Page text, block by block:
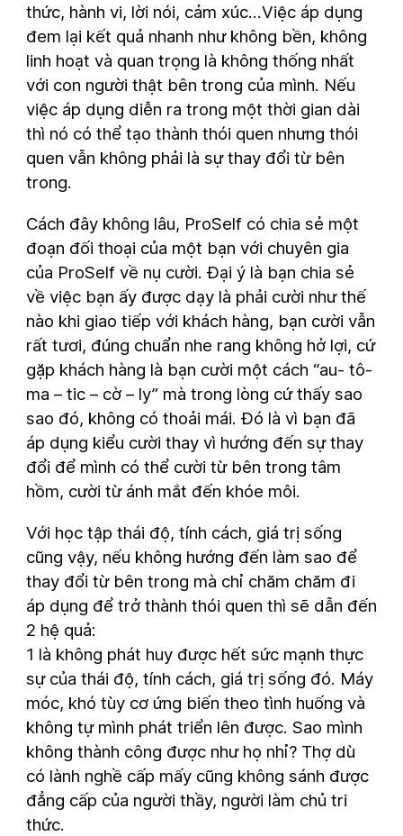
thức, hành vi, lời nói, cảm xúc…Việc áp dụng
đem lại kết quả nhanh như không bền, không
linh hoạt và quan trọng là không thống nhất
với con người thật bên trong của mình. Nếu
việc áp dụng diễn ra trong một thời gian dài
thì nó có thể tạo thành thói quen nhưng thói
quen vẫn không phải là sự thay đổi từ bên
trong.
Cách đây không lâu, ProSelf có chia sẻ một
đoạn đối thoại của một bạn với chuyên gia
của ProSelf về nụ cười. Đại ý là bạn chia sẻ
về việc bạn ấy được dạy là phải cười như thế
nào khi giao tiếp với khách hàng, bạn cười vẫn
rất tươi, đúng chuẩn nhe rang không hở lợi, cứ
gặp khách hàng là bạn cười một cách “au- tô-
ma – tic – cờ – ly” mà trong lòng cứ thấy sao
sao đó, không có thoải mái. Đó là vì bạn đã
áp dụng kiểu cười thay vì hướng đến sự thay
đổi để mình có thể cười từ bên trong tâm
hồm, cười từ ánh mắt đến khóe môi.
Với học tập thái độ, tính cách, giá trị sống
cũng vậy, nếu không hướng đến làm sao để
thay đổi từ bên trong mà chỉ chăm chăm đi
áp dụng để trở thành thói quen thì sẽ dẫn đến
2 hệ quả:
1 là không phát huy được hết sức mạnh thực
sự của thái độ, tính cách, giá trị sống đó. Máy
móc, khó tùy cơ ứng biến theo tình huống và
không tự mình phát triển lên được. Sao mình
không thành công được như họ nhỉ? Thợ dù
có lành nghề cấp mấy cũng không sánh được
đẳng cấp của người thầy, người làm chủ tri
thức.